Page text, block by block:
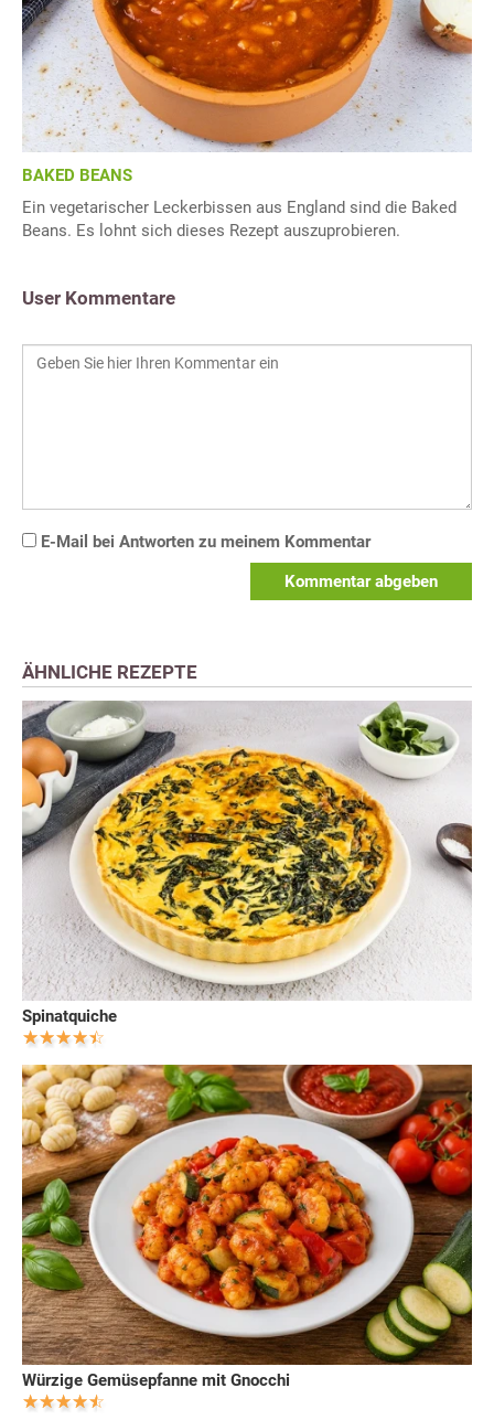
BAKED BEANS
Ein vegetarischer Leckerbissen aus England sind die Baked
Beans. Es lohnt sich dieses Rezept auszuprobieren.
User Kommentare
E-Mail bei Antworten zu meinem Kommentar
Kommentar abgeben
ÄHNLICHE REZEPTE
Spinatquiche
Würzige Gemüsepfanne mit Gnocchi